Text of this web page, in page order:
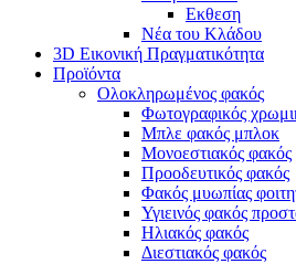
Εκθεση
Νέα του Κλάδου
3D Εικονική Πραγματικότητα
Προϊόντα
Ολοκληρωμένος φακός
Φωτογραφικός
Μπλε φακός μπλοκ
Μονοεστιακός φακός
Προοδευτικός φακός
Φακός μυωπίας
Υγιεινός φακός
Ηλιακός φακός
Διεστιακός φακός